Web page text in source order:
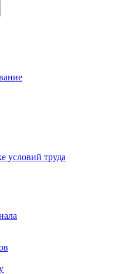
условий труда